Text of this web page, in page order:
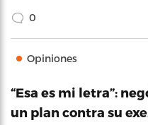
0
Opiniones
“Esa es mi letra”:
un plan contra su